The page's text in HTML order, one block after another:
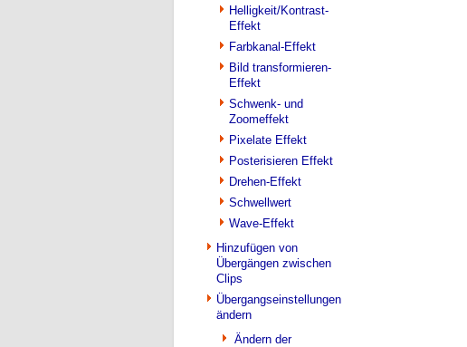
Helligkeit/Kontrast-
Effekt
Farbkanal-Effekt
Bild transformieren-
Effekt
Schwenk- und
Zoomeffekt
Pixelate Effekt
Posterisieren Effekt
Drehen-Effekt
Schwellwert
Wave-Effekt
Hinzufügen von
Übergängen zwischen
Clips
Übergangseinstellungen
ändern
Ändern der